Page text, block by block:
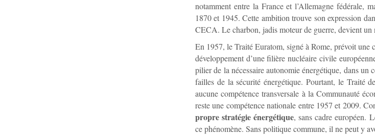
notamment entre la France et l’Allemagne fédérale,
1870 et 1945. Cette ambition trouve son expression
CECA. Le charbon, jadis moteur de guerre, devient un
En 1957, le Traité Euratom, signé à Rome, prévoit une
développement d’une filière nucléaire civile
pilier de la nécessaire autonomie énergétique, dans un
failles de la sécurité énergétique. Pourtant, le Traité
aucune compétence transversale à la Communauté
reste une compétence nationale entre 1957 et 2009.
propre stratégie énergétique, sans cadre européen.
ce phénomène. Sans politique commune, il ne peut y